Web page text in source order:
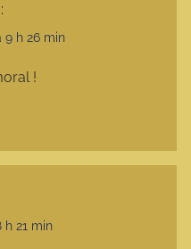
9 h 26 min
!
h 21 min